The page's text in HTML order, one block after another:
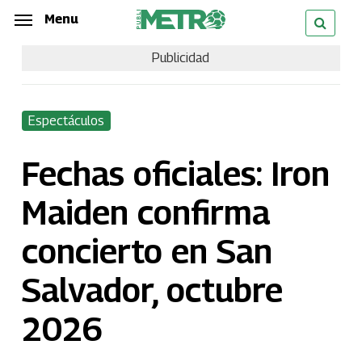
Skip
content
Menu
Publicidad
Espectáculos
Fechas oficiales: Iron
Maiden confirma
concierto en San
Salvador, octubre
2026
Menu